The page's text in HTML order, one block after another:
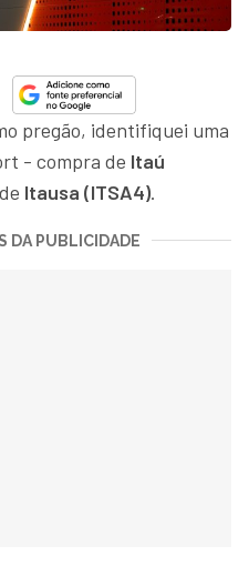
pregão, identifiquei uma
- compra de Itaú
Itausa (ITSA4).
DA PUBLICIDADE